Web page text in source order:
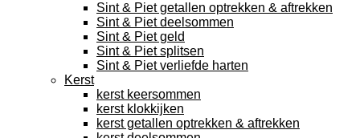
Sint & Piet getallen optrekken & aftrekken
Sint & Piet deelsommen
Sint & Piet geld
Sint & Piet splitsen
Sint & Piet verliefde harten
Kerst
kerst keersommen
kerst klokkijken
kerst getallen optrekken & aftrekken